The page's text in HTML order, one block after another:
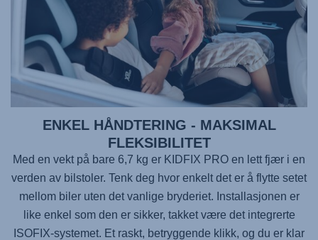
ENKEL HÅNDTERING - MAKSIMAL
FLEKSIBILITET
Med en vekt på bare 6,7 kg er KIDFIX PRO en lett fjær i en
verden av bilstoler. Tenk deg hvor enkelt det er å flytte setet
mellom biler uten det vanlige bryderiet. Installasjonen er
like enkel som den er sikker, takket være det integrerte
ISOFIX-systemet. Et raskt, betryggende klikk, og du er klar